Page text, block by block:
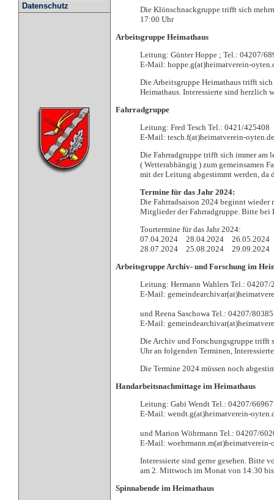
Datenschutz
Die Klönschnackgruppe trifft sich
17:00 Uhr
Arbeitsgruppe Heimathaus
Leitung: Günter Hoppe ; Tel.: 04207/
E-Mail: hoppe.g(at)heimatverein-
Die Arbeitsgruppe Heimathaus trifft
Heimathaus. Interessierte sind herzlich
Fahrradgruppe
Leitung: Fred Tesch Tel.: 0421/425408
E-Mail: tesch.f(at)heimatverein-oyten.de
Die Fahrradgruppe trifft sich immer am
( Wetterabhängig ) zum gemeinsamen
mit der Leitung abgestimmt werden, da
Termine für das Jahr 2024:
Die Fahrradsaison 2024 beginnt
Mitglieder der Fahrradgruppe. Bitte bei
Tourtermine für das Jahr 2024:
07.04.2024 28.04.2024 26.05.2024
28.07.2024 25.08.2024 29.09.2024
Arbeitsgruppe Archiv- und Forschung im
Leitung: Hermann Wahlers Tel.: 04207/
E-Mail:
und Reena Saschowa Tel.: 04207/
E-Mail:
Die Archiv und Forschungsgruppe trifft
Uhr an folgenden Terminen,
Die Termine 2024 müssen noch
Handarbeitsnachmittage im Heimathaus
Leitung: Gabi Wendt Tel.: 04207/
E-Mail: wendt.g(at)heimatverein-
und Marion Wöhrmann Tel.: 04207/
E-Mail: woehrmann.m(at)heimatverein-
Interessierte sind gerne gesehen. Bitte
am 2. Mittwoch im Monat von 14:30
Spinnabende im Heimathaus